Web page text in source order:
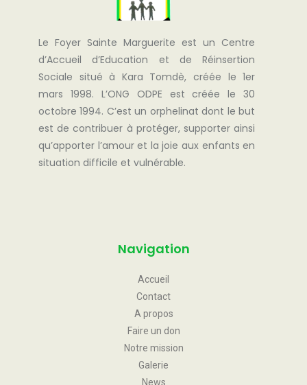
Le Foyer Sainte Marguerite est un Centre
d’Accueil d’Education et de Réinsertion
Sociale situé à Kara Tomdè, créée le 1er
mars 1998. L’ONG ODPE est créée le 30
octobre 1994. C’est un orphelinat dont le but
est de contribuer à protéger, supporter ainsi
qu’apporter l’amour et la joie aux enfants en
situation difficile et vulnérable.
Navigation
Accueil
Contact
A propos
Faire un don
Notre mission
Galerie
News